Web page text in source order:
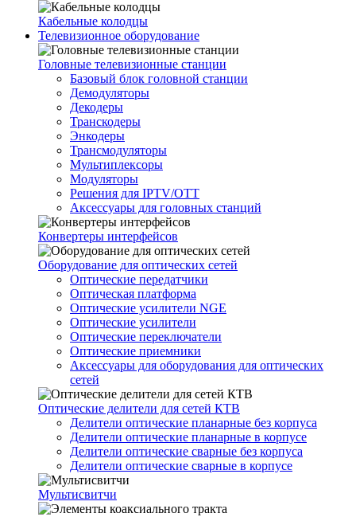
Кабельные колодцы
Телевизионное оборудование
Головные телевизионные станции
Базовый блок головной станции
Демодуляторы
Декодеры
Транскодеры
Энкодеры
Трансмодуляторы
Мультиплексоры
Модуляторы
Решения для IPTV/OTT
Аксессуары для головных станций
Конвертеры интерфейсов
Оборудование для оптических сетей
Оптические передатчики
Оптическая платформа
Оптические усилители NGE
Оптические усилители
Оптические переключатели
Оптические приемники
Аксессуары для оборудования для оптических
сетей
Оптические делители для сетей КТВ
Делители оптические планарные без корпуса
Делители оптические планарные в корпусе
Делители оптические сварные без корпуса
Делители оптические сварные в корпусе
Мультисвитчи